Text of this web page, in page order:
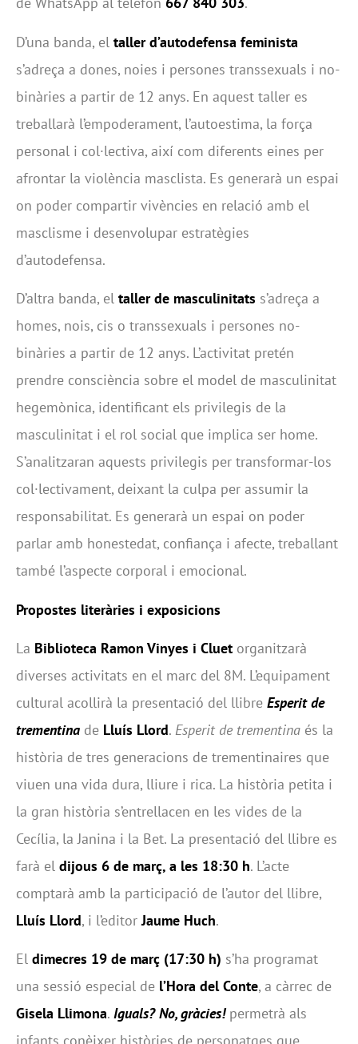
D’una banda, el taller d’autodefensa feminista
s’adreça a dones, noies i persones transsexuals i no-
binàries a partir de 12 anys. En aquest taller es
treballarà l’empoderament, l’autoestima, la força
personal i col·lectiva, així com diferents eines per
afrontar la violència masclista. Es generarà un espai
on poder compartir vivències en relació amb el
masclisme i desenvolupar estratègies
d’autodefensa.
D’altra banda, el taller de masculinitats s’adreça a
homes, nois, cis o transsexuals i persones no-
binàries a partir de 12 anys. L’activitat pretén
prendre consciència sobre el model de masculinitat
hegemònica, identificant els privilegis de la
masculinitat i el rol social que implica ser home.
S’analitzaran aquests privilegis per transformar-los
col·lectivament, deixant la culpa per assumir la
responsabilitat. Es generarà un espai on poder
parlar amb honestedat, confiança i afecte, treballant
també l’aspecte corporal i emocional.
Propostes literàries i exposicions
La Biblioteca Ramon Vinyes i Cluet organitzarà
diverses activitats en el marc del 8M. L’equipament
cultural acollirà la presentació del llibre Esperit de
trementina de Lluís Llord. Esperit de trementina és la
història de tres generacions de trementinaires que
viuen una vida dura, lliure i rica. La història petita i
la gran història s’entrellacen en les vides de la
Cecília, la Janina i la Bet. La presentació del llibre es
farà el dijous 6 de març, a les 18:30 h. L’acte
comptarà amb la participació de l’autor del llibre,
Lluís Llord, i l’editorJaume Huch.
El dimecres 19 de març (17:30 h) s’ha programat
una sessió especial de l’Hora del Conte, a càrrec de
Gisela Llimona. Iguals? No, gràcies!permetrà als